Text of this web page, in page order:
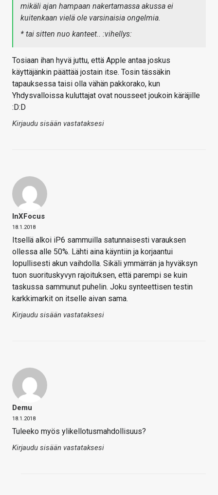
mikäli ajan hampaan nakertamassa akussa ei
kuitenkaan vielä ole varsinaisia ongelmia.
* tai sitten nuo kanteet.. :vihellys:
Tosiaan ihan hyvä juttu, että Apple antaa joskus
käyttäjänkin päättää jostain itse. Tosin tässäkin
tapauksessa taisi olla vähän pakkorako, kun
Yhdysvalloissa kuluttajat ovat nousseet joukoin käräjille
:D:D
Kirjaudu sisään vastataksesi
InXFocus
18.1.2018
Itsellä alkoi iP6 sammuilla satunnaisesti varauksen
ollessa alle 50%. Lähti aina käyntiin ja korjaantui
lopullisesti akun vaihdolla. Sikäli ymmärrän ja hyväksyn
tuon suorituskyvyn rajoituksen, että parempi se kuin
taskussa sammunut puhelin. Joku synteettisen testin
karkkimarkit on itselle aivan sama.
Kirjaudu sisään vastataksesi
Demu
18.1.2018
Tuleeko myös ylikellotusmahdollisuus?
Kirjaudu sisään vastataksesi